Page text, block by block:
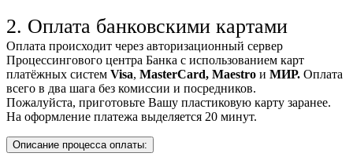
2. Оплата банковскими картами
Оплата происходит через авторизационный сервер
Процессингового центра Банка с использованием карт
платёжных систем Visa, MasterCard, Maestro и МИР. Оплата
всего в два шага без комиссии и посредников.
Пожалуйста, приготовьте Вашу пластиковую карту заранее.
На оформление платежа выделяется 20 минут.
Описание процесса оплаты: